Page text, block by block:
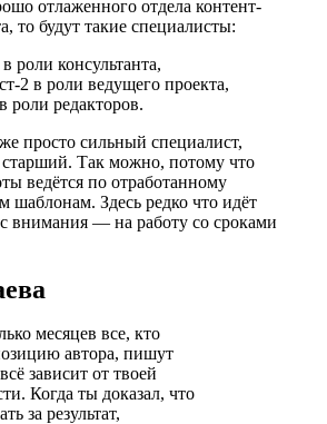
отлаженного отдела контент-
то будут такие специалисты:
роли консультанта,
2 в роли ведущего проекта,
редакторов.
просто сильный специалист,
Так можно, потому что
ведётся по отработанному
шаблонам. Здесь редко что идёт
внимания — на работу со сроками
месяцев все, кто
автора, пишут
зависит от твоей
Когда ты доказал, что
за результат,